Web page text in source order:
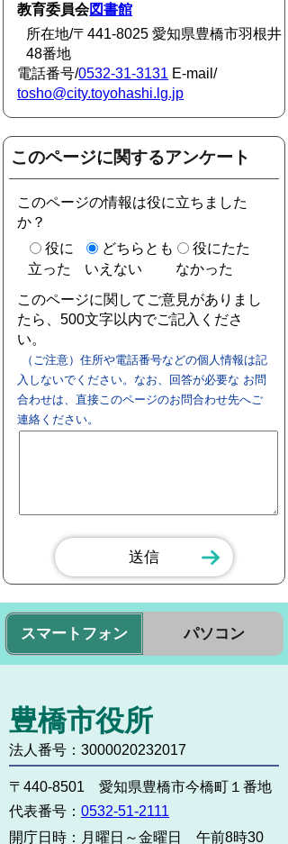
教育委員会図書館
所在地/〒441-8025 愛知県豊橋市羽根井
48番地
電話番号/0532-31-3131 E-mail/
tosho@city.toyohashi.lg.jp
このページに関するアンケート
このページの情報は役に立ちました
か？
役に
立った
どちらとも
いえない
役にたた
なかった
このページに関してご意見がありまし
たら、500文字以内でご記入くださ
い。
（ご注意）住所や電話番号などの個人情報は記
入しないでください。なお、回答が必要な お問
合わせは、直接このページのお問合わせ先へご
連絡ください。
スマートフォン パソコン
豊橋市役所
法人番号：3000020232017
〒440-8501 愛知県豊橋市今橋町１番地
代表番号： 0532-51-2111
開庁日時： 月曜日～金曜日 午前8時30